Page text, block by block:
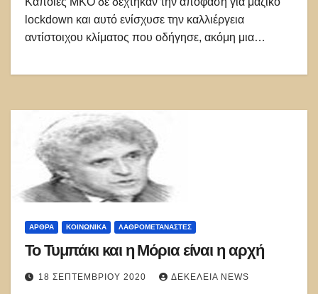
lockdown και αυτό ενίσχυσε την καλλιέργεια
αντίστοιχου κλίματος που οδήγησε, ακόμη μια…
ΑΡΘΡΑ ΚΟΙΝΩΝΙΚΑ ΛΑΘΡΟΜΕΤΑΝΑΣΤΕΣ
Το Τυμπάκι και η Μόρια είναι η αρχή
18 ΣΕΠΤΕΜΒΡΊΟΥ 2020 ΔΕΚΈΛΕΙΑ NEWS